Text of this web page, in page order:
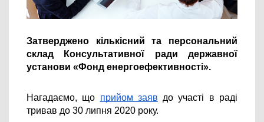
Затверджено кількісний та персональний
склад Консультативної ради державної
установи «Фонд енергоефективності».
Нагадаємо, що прийом заяв до участі в раді
тривав до 30 липня 2020 року.